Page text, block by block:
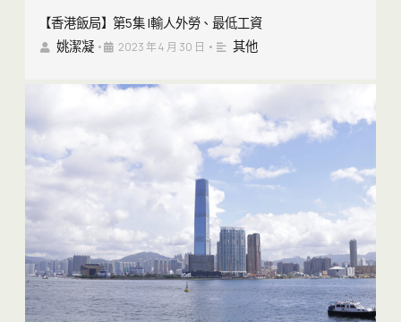
【香港飯局】第5集 |輸人外勞、最低工資
姚潔凝 • 2023 年 4 月 30 日 • 其他